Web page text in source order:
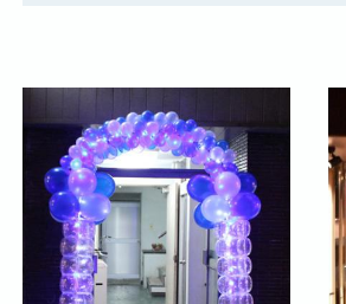
> バラ
> サプライズ装飾・ホテル装飾
> バルーン装飾
> シャンパンタワー
> アーチ
> ブリザードフラワー
> ボックスフラワー
> ローズベア
> 金額調整オプション